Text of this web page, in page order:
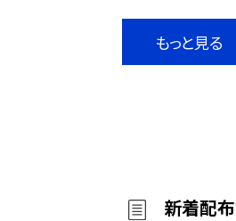
もっと見る
新着配